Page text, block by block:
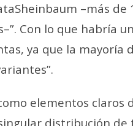
–más
Con lo que habría
ya que la mayoría
elementos
distribución